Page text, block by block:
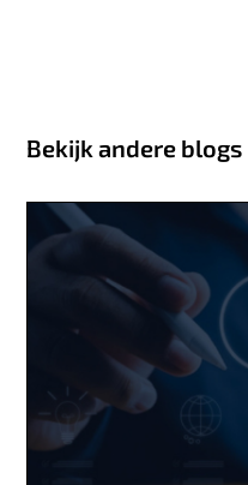
Bekijk andere blogs